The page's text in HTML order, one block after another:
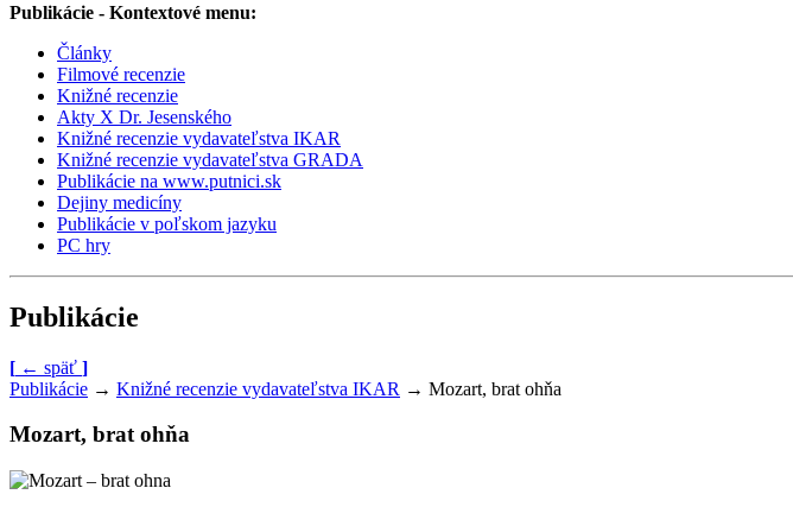
Publikácie - Kontextové menu:
Články
Filmové recenzie
Knižné recenzie
Akty X Dr. Jesenského
Knižné recenzie vydavateľstva IKAR
Knižné recenzie vydavateľstva GRADA
Publikácie na www.putnici.sk
Dejiny medicíny
Publikácie v poľskom jazyku
PC hry
Publikácie
[ ← späť ]
Publikácie → Knižné recenzie vydavateľstva IKAR → Mozart, brat ohňa
Mozart, brat ohňa